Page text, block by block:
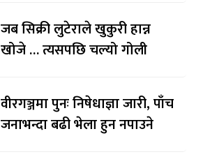
जब सिक्री लुटेराले खुकुरी हान्न
खोजे … त्यसपछि चल्यो गोली
वीरगञ्जमा पुनः निषेधाज्ञा जारी, पाँच
जनाभन्दा बढी भेला हुन नपाउने